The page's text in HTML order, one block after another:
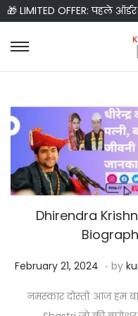
🎁 LIMITED OFFER: पहले
Dhirendra
P
February 21, 2024 F
b
. by
नमस्कार दोस्तों आज हम